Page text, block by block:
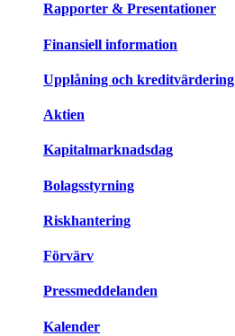
Rapporter & Presentationer
Finansiell information
Upplåning och kreditvärdering
Aktien
Kapitalmarknadsdag
Bolagsstyrning
Riskhantering
Förvärv
Pressmeddelanden
Kalender